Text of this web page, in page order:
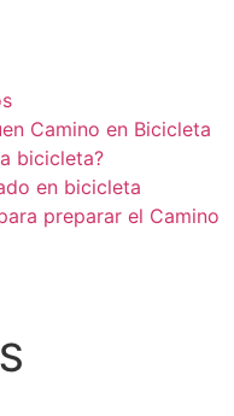
Camino en Bicicleta
bicicleta?
en bicicleta
preparar el Camino